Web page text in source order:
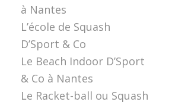
à Nantes
L’école de Squash
D’Sport & Co
Le Beach Indoor D’Sport
& Co à Nantes
Le Racket-ball ou Squash